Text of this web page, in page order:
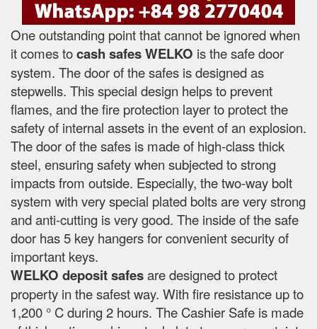
One outstanding point that cannot be ignored when
it comes tocash safesWELKO is the safe door
system. The door of the safes is designed as
stepwells. This special design helps to prevent
flames, and the fire protection layer to protect the
safety of internal assets in the event of an explosion.
The door of the safes is made of high-class thick
steel, ensuring safety when subjected to strong
impacts from outside. Especially, the two-way bolt
system with very special plated bolts are very strong
and anti-cutting is very good. The inside of the safe
door has 5 key hangers for convenient security of
important keys.
WELKO deposit safesare designed to protect
property in the safest way. With fire resistance up to
1,200 ° C during 2 hours. The Cashier Safe is made